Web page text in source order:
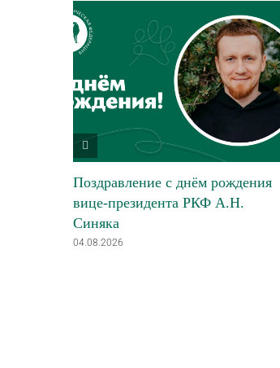
Поздравление с днём рождения
вице-президента РКФ А.Н.
Синяка
04.08.2026